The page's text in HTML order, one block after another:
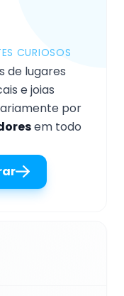
CURIOSOS
de lugares
e joias
por
em todo